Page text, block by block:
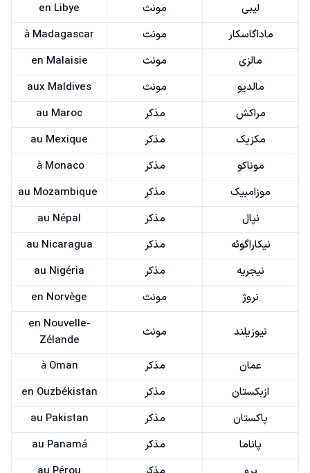
لیبی
مونث
en Libye
ماداگاسکار
مونث
à Madagascar
مالزی
مونث
en Malaisie
مالدیو
مونث
aux Maldives
مراکش
مذکر
au Maroc
مکزیک
مذکر
au Mexique
موناکو
مذکر
à Monaco
موزامبیک
مذکر
au Mozambique
نپال
مذکر
au Népal
نیکاراگوئه
مذکر
au Nicaragua
نیجریه
مذکر
au Nigéria
نروژ
مونث en Norvège
نیوزیلند مونث
en Nouvelle-
Zélande
عمان
مذکر
à Oman
ازبکستان
مذکر
en Ouzbékistan
پاکستان
مذکر
au Pakistan
پاناما
مذکر
au Panamá